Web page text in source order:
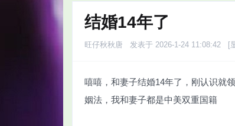
›
结婚14年了
旺仔秋秋唐 发表于 2026-1-24 11:08:42 [
嘻嘻，和妻子结婚14年了，刚认识就
姻法，我和妻子都是中美双重国籍